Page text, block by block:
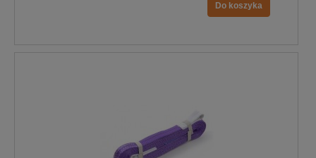
Do koszyka